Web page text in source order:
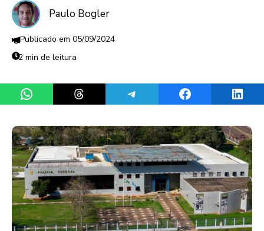
Paulo Bogler
05/09/2024
2 min de leitura
Share on WhatsAppShare on ThreadsShare on TelegramShare on Facebook